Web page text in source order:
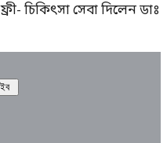
চিকিৎসা সেবা দিলেন ডাঃ